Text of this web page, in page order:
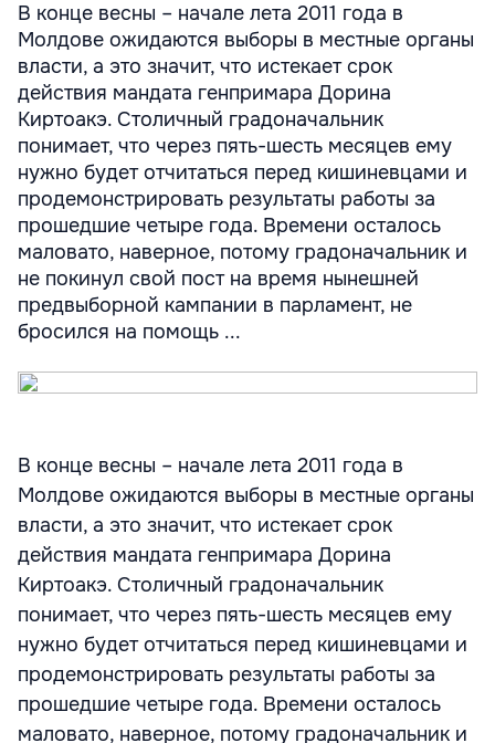
В конце весны – начале лета 2011 года в
Молдове ожидаются выборы в местные органы
власти, а это значит, что истекает срок
действия мандата генпримара Дорина
Киртоакэ. Столичный градоначальник
понимает, что через пять-шесть месяцев ему
нужно будет отчитаться перед кишиневцами и
продемонстрировать результаты работы за
прошедшие четыре года. Времени осталось
маловато, наверное, потому градоначальник и
не покинул свой пост на время нынешней
предвыборной кампании в парламент, не
бросился на помощь ...
В конце весны – начале лета 2011 года в
Молдове ожидаются выборы в местные органы
власти, а это значит, что истекает срок
действия мандата генпримара Дорина
Киртоакэ. Столичный градоначальник
понимает, что через пять-шесть месяцев ему
нужно будет отчитаться перед кишиневцами и
продемонстрировать результаты работы за
прошедшие четыре года. Времени осталось
маловато, наверное, потому градоначальник и